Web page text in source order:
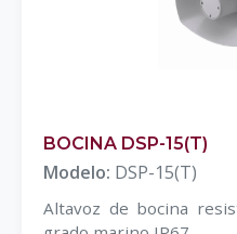
BOCINA DSP-15(T)
Modelo: DSP-15(T)
Altavoz de bocina